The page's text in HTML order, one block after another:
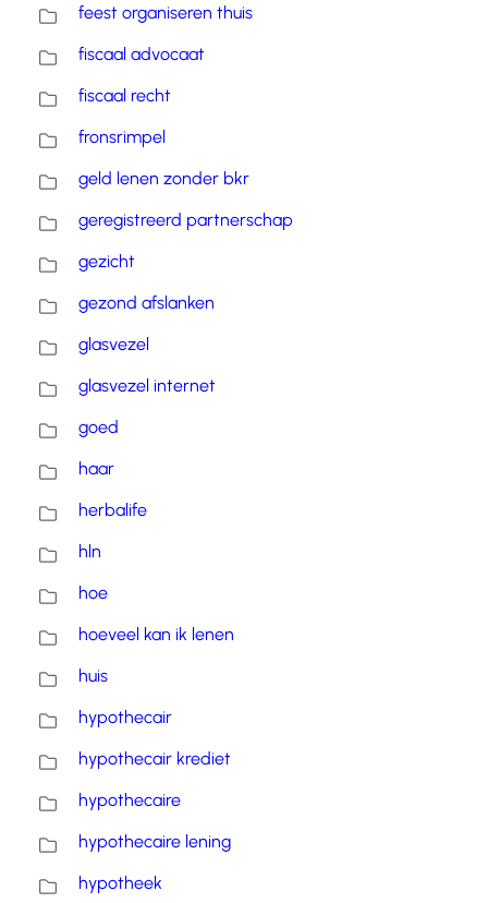
feest organiseren thuis
fiscaal advocaat
fiscaal recht
fronsrimpel
geld lenen zonder bkr
geregistreerd partnerschap
gezicht
gezond afslanken
glasvezel
glasvezel internet
goed
haar
herbalife
hln
hoe
hoeveel kan ik lenen
huis
hypothecair
hypothecair krediet
hypothecaire
hypothecaire lening
hypotheek